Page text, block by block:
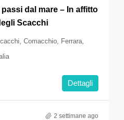
dal mare – In affitto
Scacchi
Comacchio, Ferrara,
Dettagli
2 settimane ago